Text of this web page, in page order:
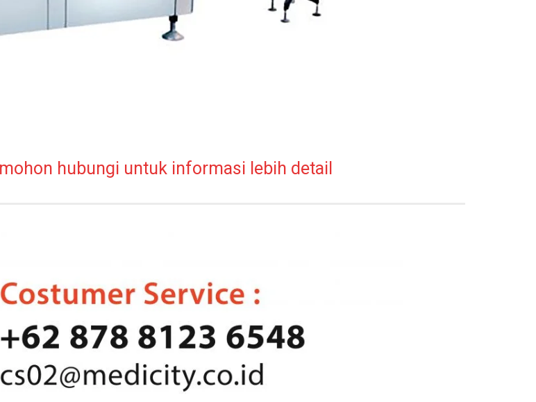
hubungi untuk informasi lebih detail